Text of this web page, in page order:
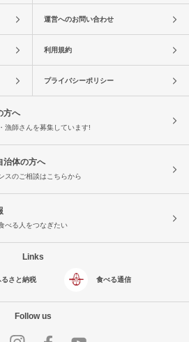
運営へのお問い合わせ
利用規約
プライバシーポリシー
方へ
漁師さんを募集しています!
治体の方へ
スのご相談はこちらから
べる人をつなぎたい
Links
るさと納税 食べる通信
Follow us